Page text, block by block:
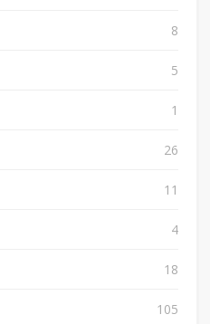
8
5
1
26
11
4
18
105